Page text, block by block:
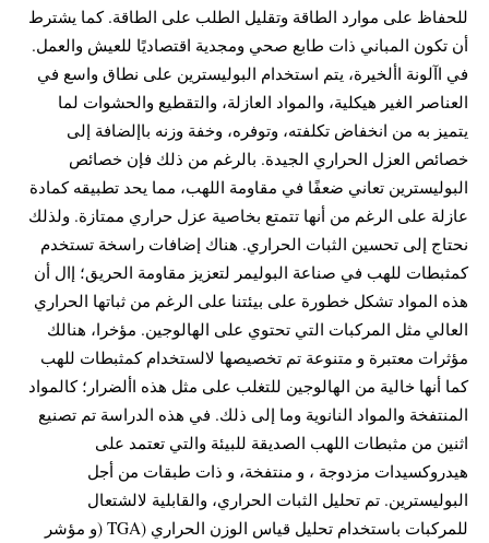
للحفاظ على موارد الطاقة وتقليل الطلب على الطاقة. كما يشترط
أن تكون المباني ذات طابع صحي ومجدية اقتصاديًا للعيش والعمل.
في اآلونة األخيرة، يتم استخدام البوليسترين على نطاق واسع في
العناصر الغير هيكلية، والمواد العازلة، والتقطيع والحشوات لما
يتميز به من انخفاض تكلفته، وتوفره، وخفة وزنه باإلضافة إلى
خصائص العزل الحراري الجيدة. بالرغم من ذلك فإن خصائص
البوليسترين تعاني ضعفًا في مقاومة اللهب، مما يحد تطبيقه كمادة
عازلة على الرغم من أنها تتمتع بخاصية عزل حراري ممتازة. ولذلك
نحتاج إلى تحسين الثبات الحراري. هناك إضافات راسخة تستخدم
كمثبطات للهب في صناعة البوليمر لتعزيز مقاومة الحريق؛ إال أن
هذه المواد تشكل خطورة على بيئتنا على الرغم من ثباتها الحراري
العالي مثل المركبات التي تحتوي على الهالوجين. مؤخرا، هنالك
مؤثرات معتبرة و متنوعة تم تخصيصها لالستخدام كمثبطات للهب
كما أنها خالية من الهالوجين للتغلب على مثل هذه األضرار؛ كالمواد
المنتفخة والمواد النانوية وما إلى ذلك. في هذه الدراسة تم تصنيع
اثنين من مثبطات اللهب الصديقة للبيئة والتي تعتمد على
هيدروكسيدات مزدوجة ، و منتفخة، و ذات طبقات من أجل
البوليسترين. تم تحليل الثبات الحراري، والقابلية لالشتعال
للمركبات باستخدام تحليل قياس الوزن الحراري (TGA (و مؤشر